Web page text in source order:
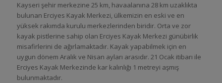
Kayseri şehir merkezine 25 km, havaalanına 28 km uzaklıkta
bulunan Erciyes Kayak Merkezi, ülkemizin en eski ve en
yüksek rakımda kurulu merkezlerinden biridir. Orta ve zor
kayak pistlerine sahip olan Erciyes Kayak Merkezi günübirlik
misafirlerini de ağırlamaktadır. Kayak yapabilmek için en
uygun dönem Aralık ve Nisan ayları arasıdır. 21 Ocak itibarı ile
Erciyes Kayak Merkezinde kar kalınlığı 1 metreyi aşmış
bulunmaktadır.